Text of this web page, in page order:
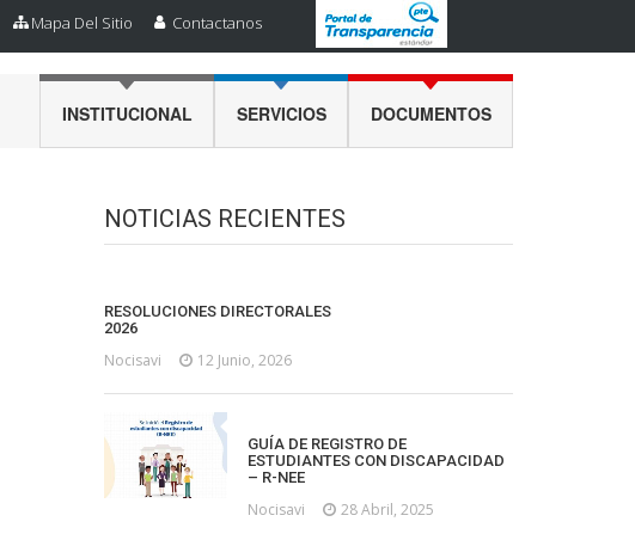
Mapa Del Sitio Contactanos
INSTITUCIONAL SERVICIOS DOCUMENTOS
NOTICIAS RECIENTES
RESOLUCIONES DIRECTORALES
2026
Nocisavi 12 Junio, 2026
GUÍA DE REGISTRO DE
ESTUDIANTES CON DISCAPACIDAD
– R-NEE
Nocisavi 28 Abril, 2025